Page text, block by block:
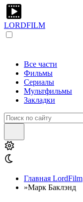
LORDFILM
Все части
Фильмы
Сериалы
Мультфильмы
Закладки
Главная LordFilm
»Марк Баклэнд